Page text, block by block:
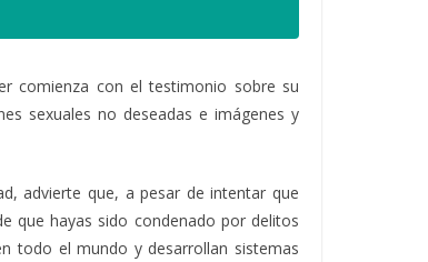
comienza con el testimonio sobre su
sexuales no deseadas e imágenes y
advierte que, a pesar de intentar que
que hayas sido condenado por delitos
todo el mundo y desarrollan sistemas